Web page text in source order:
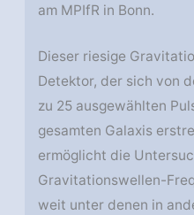
am MPIfR in Bonn.
Dieser riesige
Detektor, der sich von
zu 25 ausgewählten
gesamten Galaxis
ermöglicht die
Gravitationswellen-
weit unter denen in